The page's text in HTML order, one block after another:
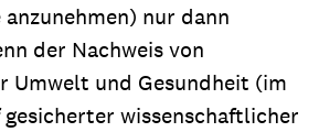
nur dann
der Nachweis von
Umwelt und Gesundheit (im
wissenschaftlicher